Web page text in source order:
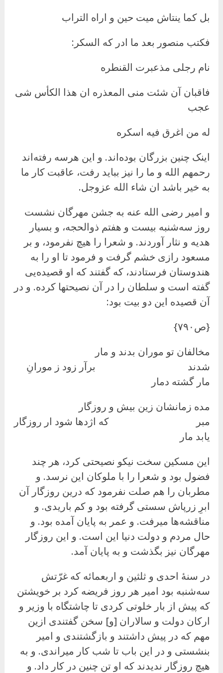
بل کما ینتاش میت حین و اراه التراب
فکتب منصور بعد ما ادر که السکر:
نام رجلی مذعبرت القنطره
فاقبان آن شئت منی المعذره ان هذا الکأس شی
عجب
له من اغرق فیه اسکره
اینک چنین بزرگان بوده‌اند. و این هرسه رفته‌اند
رحمهم الله و ما را نیز بباید رفت، عاقبت کار ما
به خیر باشد ان شاء الله عزوجل.
و امیر رضی الله عنه به جشن مهرگان نشست
روز سه‌شنبه بیست و هفتم ذوالحجه، و بسیار
هدیه و نثار آوردند. و شعرا را هیچ نفرمود، و بر
مسعود رازی خشم گرفت و فرمود تا او را به
هندوستان فرستادند، که گفتند که او قصیده‌یی
گفته است و سلطان را در آن نصیحتها کرده. و در
آن قصیده این دو بیت بود:
{ص۷۹۰}
مخالفان تو موران بدند و مار
شدند برآر زود ز مورانِ
مار گشته دمار
مده زمانشان زین بیش و روزگار
مبر که اژدها شود ار روزگار
یابد مار
این مسکین سخت نیکو نصیحتی کرد، هر چند
فضول بود و شعرا را با ملوکان این نرسد. و
مطربان را هم صلت نفرمود که درین روزگار آن
ابرِ زرپاش سستی گرفته بود و کم باریدی. و
مناقشه‌ها میرفت. و عمر به پایان آمده بود. و
حال مردم و دولت دنیا این است. و این روزگار
مهرگان نیز بگذشت و به پایان آمد.
در سنهٔ احدى و ثلثین و اربعمائه که غرّتش
سه‌شنبه بود امیر هر روز فریضه کرد بر خویشتن
که پیش از بار خلوتی کردی تا چاشتگاه با وزیر و
ارکان دولت و سالاران [و] سخن گفتندی ازین
مهم که در پیش داشتند و بازگشتندی و امیر
بنشستی و در این باب تا شب کار میراندی. و به
هیچ روزگار ندیدند که او تن چنین در کار داد. و